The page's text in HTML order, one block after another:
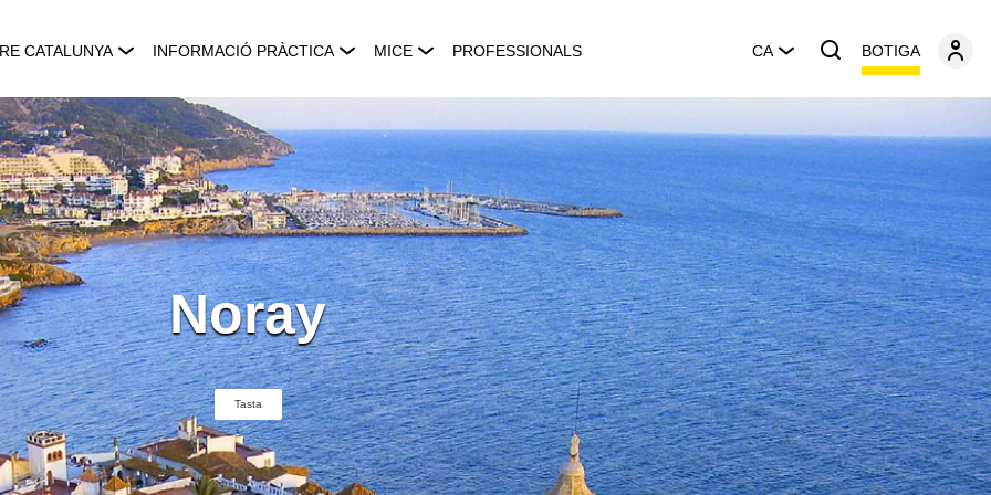
CATALUNYA INFORMACIÓ PRÀCTICA MICE PROFESSIONALS CA BOTIGA
Noray
Tasta